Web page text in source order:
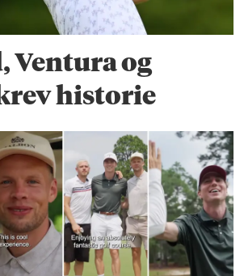
Ventura og
historie